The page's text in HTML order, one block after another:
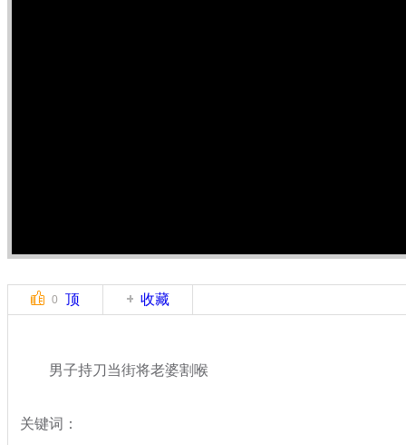
0 顶 收藏
男子持刀当街将老婆割喉
关键词：